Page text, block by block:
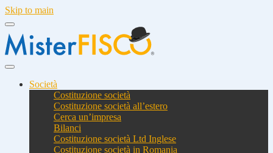
Skip to main
Società
Costituzione società
Costituzione società all’estero
Cerca un’impresa
Bilanci
Costituzione società Ltd Inglese
Costituzione società in Romania